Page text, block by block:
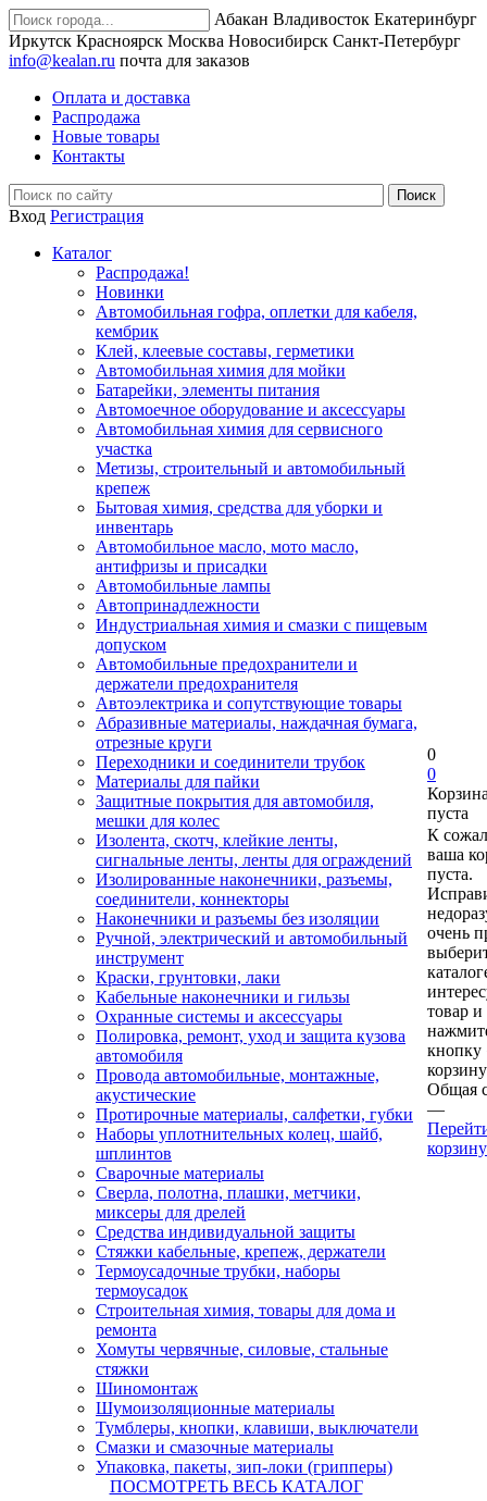
Абакан Владивосток Екатеринбург
Иркутск Красноярск Москва Новосибирск Санкт-Петербург
info@kealan.ru почта для заказов
Оплата и доставка
Распродажа
Новые товары
Контакты
Вход Регистрация
Каталог
Распродажа!
Новинки
Автомобильная гофра, оплетки для кабеля,
кембрик
Клей, клеевые составы, герметики
Автомобильная химия для мойки
Батарейки, элементы питания
Автомоечное оборудование и аксессуары
Автомобильная химия для сервисного
участка
Метизы, строительный и автомобильный
крепеж
Бытовая химия, средства для уборки и
инвентарь
Автомобильное масло, мото масло,
антифризы и присадки
Автомобильные лампы
Автопринадлежности
Индустриальная химия и смазки с пищевым
допуском
Автомобильные предохранители и
держатели предохранителя
Автоэлектрика и сопутствующие товары
Абразивные материалы, наждачная бумага,
отрезные круги
Переходники и соединители трубок
Материалы для пайки
Защитные покрытия для автомобиля,
мешки для колес
Изолента, скотч, клейкие ленты,
сигнальные ленты, ленты для ограждений
Изолированные наконечники, разъемы,
соединители, коннекторы
Наконечники и разъемы без изоляции
Ручной, электрический и автомобильный
инструмент
Краски, грунтовки, лаки
Кабельные наконечники и гильзы
Охранные системы и аксессуары
Полировка, ремонт, уход и защита кузова
автомобиля
Провода автомобильные, монтажные,
акустические
Протирочные материалы, салфетки, губки
Наборы уплотнительных колец, шайб,
шплинтов
Сварочные материалы
Сверла, полотна, плашки, метчики,
миксеры для дрелей
Средства индивидуальной защиты
Стяжки кабельные, крепеж, держатели
Термоусадочные трубки, наборы
термоусадок
Строительная химия, товары для дома и
ремонта
Хомуты червячные, силовые, стальные
стяжки
Шиномонтаж
Шумоизоляционные материалы
Тумблеры, кнопки, клавиши, выключатели
Смазки и смазочные материалы
Упаковка, пакеты, зип-локи (грипперы)
ПОСМОТРЕТЬ ВЕСЬ КАТАЛОГ
0
0
пуста
К
ваша
пуста.
очень
товар и
кнопку
Общая
—
корзину